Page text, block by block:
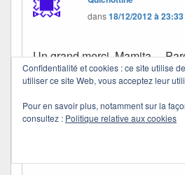
dans18/12/2012 à 23:33
Un grand merci, Mamita…
avec retard.
Le Pays Basque est une de
préférées.
Confidentialité et cookies : ce site utilise
utiliser ce site Web, vous acceptez leur
Pour en savoir plus, notamment sur la
consultez : Politique relative aux cookies